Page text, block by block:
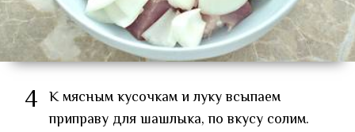
4 К мясным кусочкам и луку всыпаем
приправу для шашлыка, по вкусу солим.